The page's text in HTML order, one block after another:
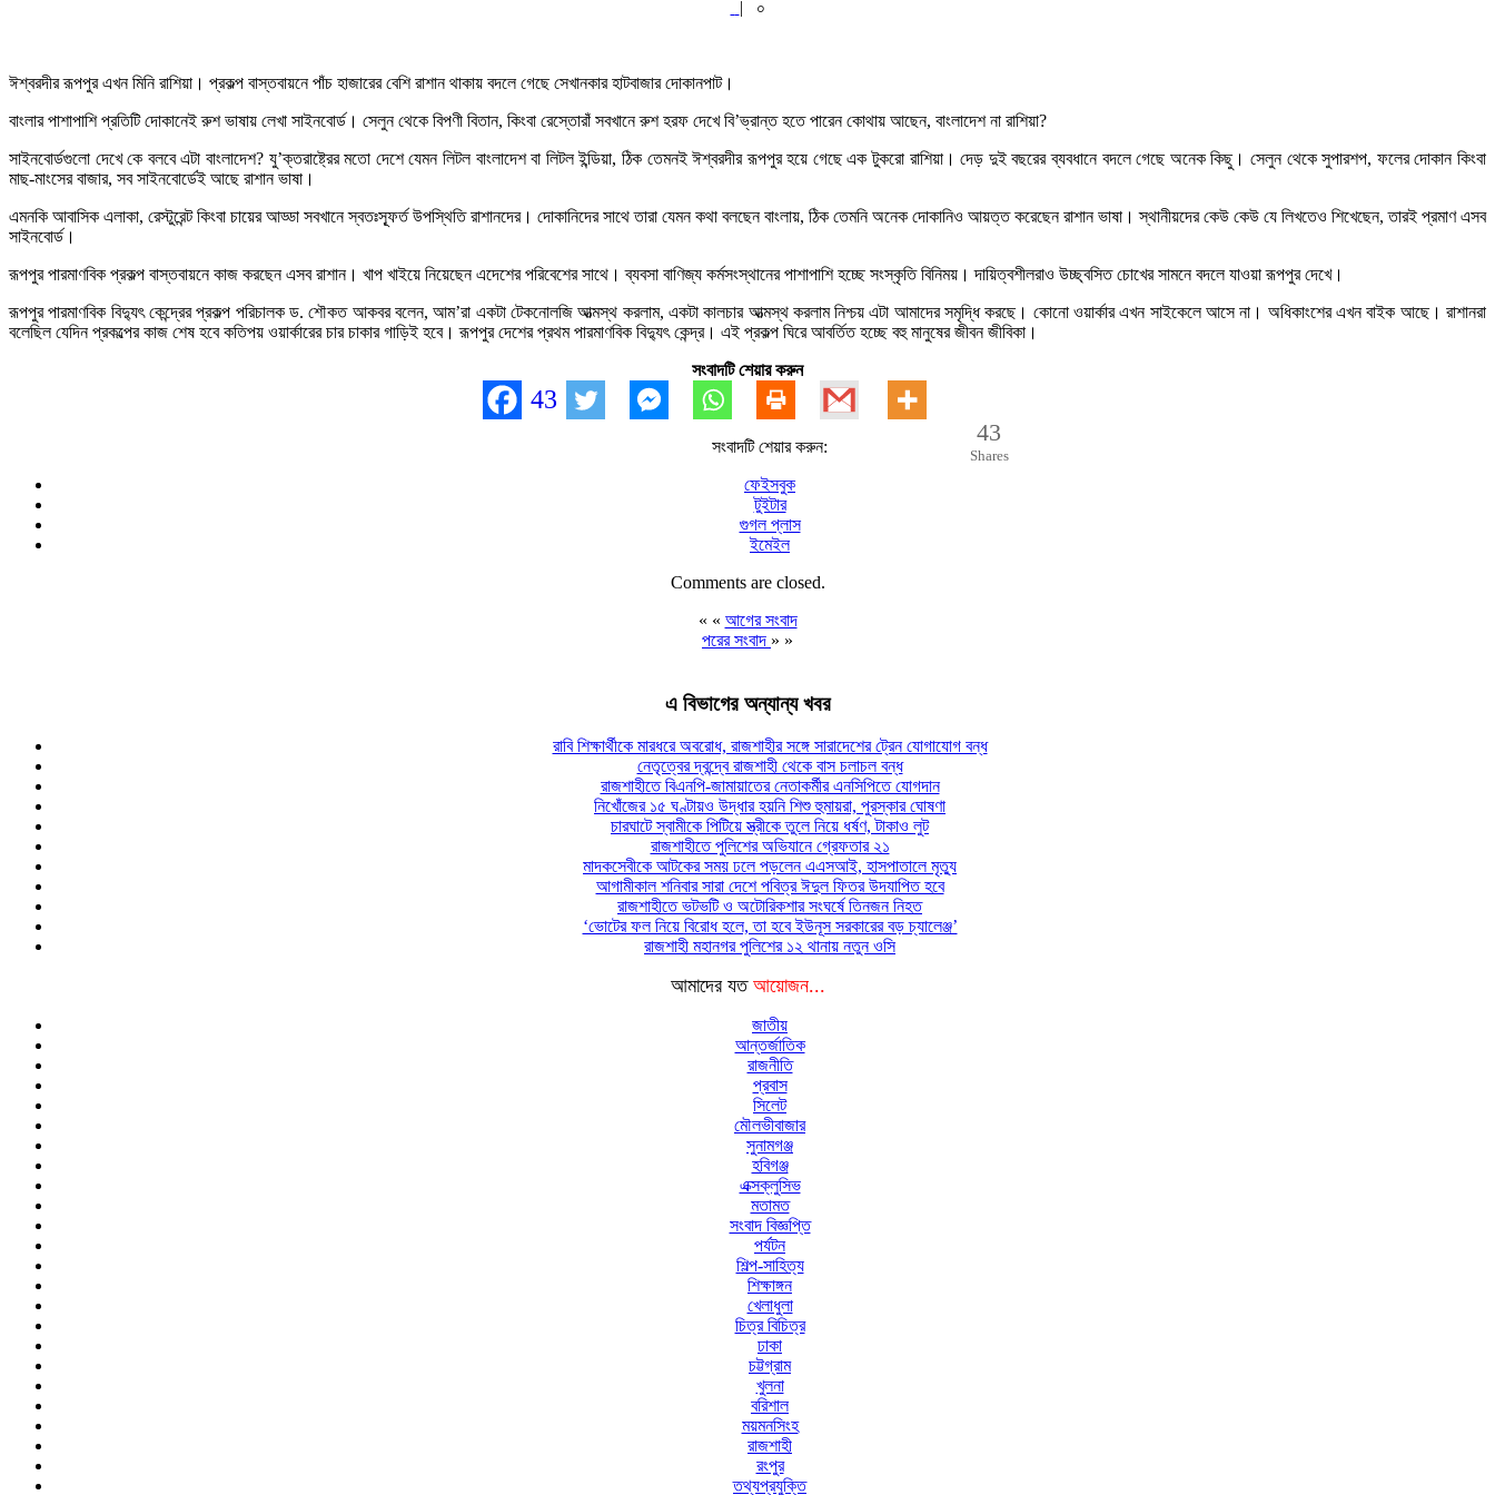
| ০
ঈশ্বরদীর রূপপুর এখন মিনি রাশিয়া। প্রকল্প বাস্তবায়নে পাঁচ হাজারের বেশি রাশান থাকায় বদলে গেছে সেখানকার হাটবাজার দোকানপাট।
বাংলার পাশাপাশি প্রতিটি দোকানেই রুশ ভাষায় লেখা সাইনবোর্ড। সেলুন থেকে বিপণী বিতান, কিংবা রেস্তোরাঁ সবখানে রুশ হরফ দেখে বি’ভ্রান্ত হতে পারেন কোথায় আছেন, বাংলাদেশ না রাশিয়া?
সাইনবোর্ডগুলো দেখে কে বলবে এটা বাংলাদেশ? যু’ক্তরাষ্ট্রের মতো দেশে যেমন লিটল বাংলাদেশ বা লিটল ইন্ডিয়া, ঠিক তেমনই ঈশ্বরদীর রূপপুর হয়ে গেছে এক টুকরো রাশিয়া। দেড় দুই বছরের ব্যবধানে বদলে গেছে অনেক কিছু। সেলুন থেকে সুপারশপ, ফলের দোকান কিংবা
মাছ-মাংসের বাজার, সব সাইনবোর্ডেই আছে রাশান ভাষা।
এমনকি আবাসিক এলাকা, রেস্টুরেন্ট কিংবা চায়ের আড্ডা সবখানে স্বতঃস্ফূর্ত উপস্থিতি রাশানদের। দোকানিদের সাথে তারা যেমন কথা বলছেন বাংলায়, ঠিক তেমনি অনেক দোকানিও আয়ত্ত করেছেন রাশান ভাষা। স্থানীয়দের কেউ কেউ যে লিখতেও শিখেছেন, তারই প্রমাণ এসব
সাইনবোর্ড।
রূপপুর পারমাণবিক প্রকল্প বাস্তবায়নে কাজ করছেন এসব রাশান। খাপ খাইয়ে নিয়েছেন এদেশের পরিবেশের সাথে। ব্যবসা বাণিজ্য কর্মসংস্থানের পাশাপাশি হচ্ছে সংস্কৃতি বিনিময়। দায়িত্বশীলরাও উচ্ছ্বসিত চোখের সামনে বদলে যাওয়া রূপপুর দেখে।
রূপপুর পারমাণবিক বিদ্যুৎ কেন্দ্রের প্রকল্প পরিচালক ড. শৌকত আকবর বলেন, আম’রা একটা টেকনোলজি আত্মস্থ করলাম, একটা কালচার আত্মস্থ করলাম নিশ্চয় এটা আমাদের সমৃদ্ধি করছে। কোনো ওয়ার্কার এখন সাইকেলে আসে না। অধিকাংশের এখন বাইক আছে। রাশানরা
বলেছিল যেদিন প্রকল্পের কাজ শেষ হবে কতিপয় ওয়ার্কারের চার চাকার গাড়িই হবে। রূপপুর দেশের প্রথম পারমাণবিক বিদ্যুৎ কেন্দ্র। এই প্রকল্প ঘিরে আবর্তিত হচ্ছে বহু মানুষের জীবন জীবিকা।
সংবাদটি শেয়ার করুন
43
43
Shares
সংবাদটি শেয়ার করুন:
ফেইসবুক
টুইটার
গুগল প্লাস
ইমেইল
Comments are closed.
« « আগের সংবাদ
পরের সংবাদ » »
এ বিভাগের অন্যান্য খবর
রাবি শিক্ষার্থীকে মারধরে অবরোধ, রাজশাহীর সঙ্গে সারাদেশের ট্রেন যোগাযোগ বন্ধ
নেতৃত্বের দ্বন্দ্বে রাজশাহী থেকে বাস চলাচল বন্ধ
রাজশাহীতে বিএনপি-জামায়াতের নেতাকর্মীর এনসিপিতে যোগদান
নিখোঁজের ১৫ ঘণ্টায়ও উদ্ধার হয়নি শিশু হুমায়রা, পুরস্কার ঘোষণা
চারঘাটে স্বামীকে পিটিয়ে স্ত্রীকে তুলে নিয়ে ধর্ষণ, টাকাও লুট
রাজশাহীতে পুলিশের অভিযানে গ্রেফতার ২১
মাদকসেবীকে আটকের সময় ঢলে পড়লেন এএসআই, হাসপাতালে মৃত্যু
আগামীকাল শনিবার সারা দেশে পবিত্র ঈদুল ফিতর উদযাপিত হবে
রাজশাহীতে ভটভটি ও অটোরিকশার সংঘর্ষে তিনজন নিহত
‘ভোটের ফল নিয়ে বিরোধ হলে, তা হবে ইউনূস সরকারের বড় চ্যালেঞ্জ’
রাজশাহী মহানগর পুলিশের ১২ থানায় নতুন ওসি
আমাদের যত আয়োজন...
জাতীয়
আন্তর্জাতিক
রাজনীতি
প্রবাস
সিলেট
মৌলভীবাজার
সুনামগঞ্জ
হবিগঞ্জ
এক্সক্লুসিভ
মতামত
সংবাদ বিজ্ঞপ্তি
পর্যটন
শিল্প-সাহিত্য
শিক্ষাঙ্গন
খেলাধুলা
চিত্র বিচিত্র
ঢাকা
চট্টগ্রাম
খুলনা
বরিশাল
ময়মনসিংহ
রাজশাহী
রংপুর
তথ্যপ্রযুক্তি